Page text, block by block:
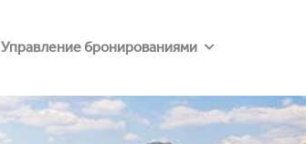
Управление бронированиями